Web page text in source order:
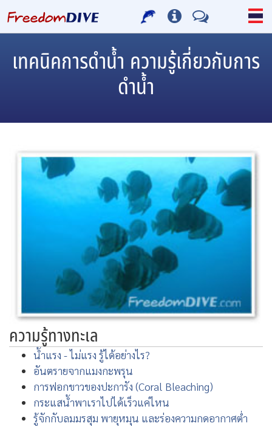
เทคนิคการดำน้ำ ความรู้เกี่ยวกับการ
ดำน้ำ
ความรู้ทางทะเล
น้ำแรง - ไม่แรง รู้ได้อย่างไร?
อันตรายจากแมงกะพรุน
การฟอกขาวของปะการัง (Coral Bleaching)
กระแสน้ำพาเราไปได้เร็วแค่ไหน
รู้จักกับลมมรสุม พายุหมุน และร่องความกดอากาศต่ำ